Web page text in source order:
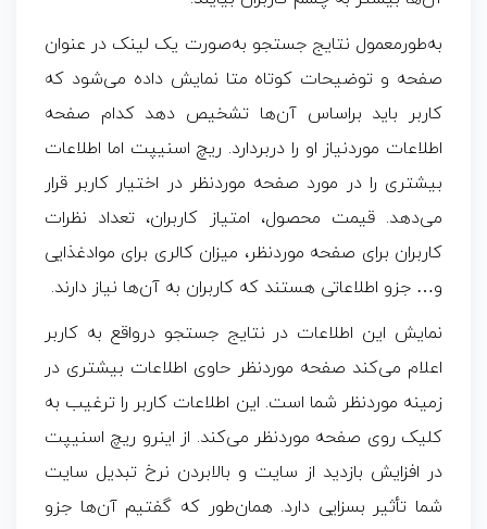
به‌طورمعمول نتایج جستجو به‌صورت یک لینک در عنوان
صفحه و توضیحات کوتاه متا نمایش داده می‌شود که
کاربر باید براساس آن‌ها تشخیص دهد کدام صفحه
اطلاعات موردنیاز او را دربردارد. ریچ اسنیپت اما اطلاعات
بیشتری را در مورد صفحه موردنظر در اختیار کاربر قرار
می‌دهد. قیمت محصول، امتیاز کاربران، تعداد نظرات
کاربران برای صفحه موردنظر، میزان کالری برای موادغذایی
و… جزو اطلاعاتی هستند که کاربران به آن‌ها نیاز دارند.
نمایش این اطلاعات در نتایج جستجو درواقع به کاربر
اعلام می‌کند صفحه موردنظر حاوی اطلاعات بیشتری در
زمینه موردنظر شما است. این اطلاعات کاربر را ترغیب به
کلیک روی صفحه موردنظر می‌کند. از اینرو ریچ اسنیپت
در افزایش بازدید از سایت و بالابردن نرخ تبدیل سایت
شما تأثیر بسزایی دارد. همان‌طور که گفتیم آن‌ها جزو